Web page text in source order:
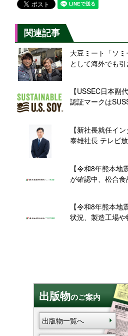
関連記事
大豆ミート「ソ
として海外でも
【USSEC日本副
認証マークは
【新社長就任イ
泰雄社長 テレビ
【令和8年熊本
が確認中、松合
【令和8年熊本地
状況、製造工場
出版物のご案内
出版物一覧へ